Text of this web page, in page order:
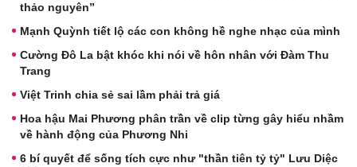
thảo nguyên”
Mạnh Quỳnh tiết lộ các con không hề nghe nhạc của mình
Cường Đô La bật khóc khi nói về hôn nhân với Đàm Thu
Trang
Việt Trinh chia sẻ sai lầm phải trả giá
Hoa hậu Mai Phương phân trần về clip từng gây hiểu nhầm
về hành động của Phương Nhi
6 bí quyết để sống tích cực như "thần tiên tỷ tỷ" Lưu Diệc